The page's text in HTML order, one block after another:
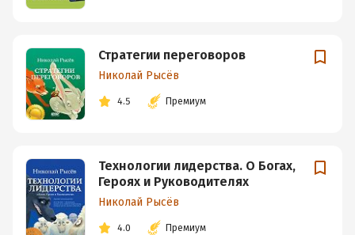
Стратегии переговоров
Николай Рысёв
4.5 Премиум
Технологии лидерства. О Богах,
Героях и Руководителях
Николай Рысёв
4.0 Премиум